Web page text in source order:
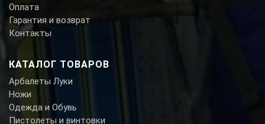
Оплата
Гарантия и возврат
Контакты
КАТАЛОГ ТОВАРОВ
Арбалеты Луки
Ножи
Одежда и Обувь
Пистолеты и винтовки